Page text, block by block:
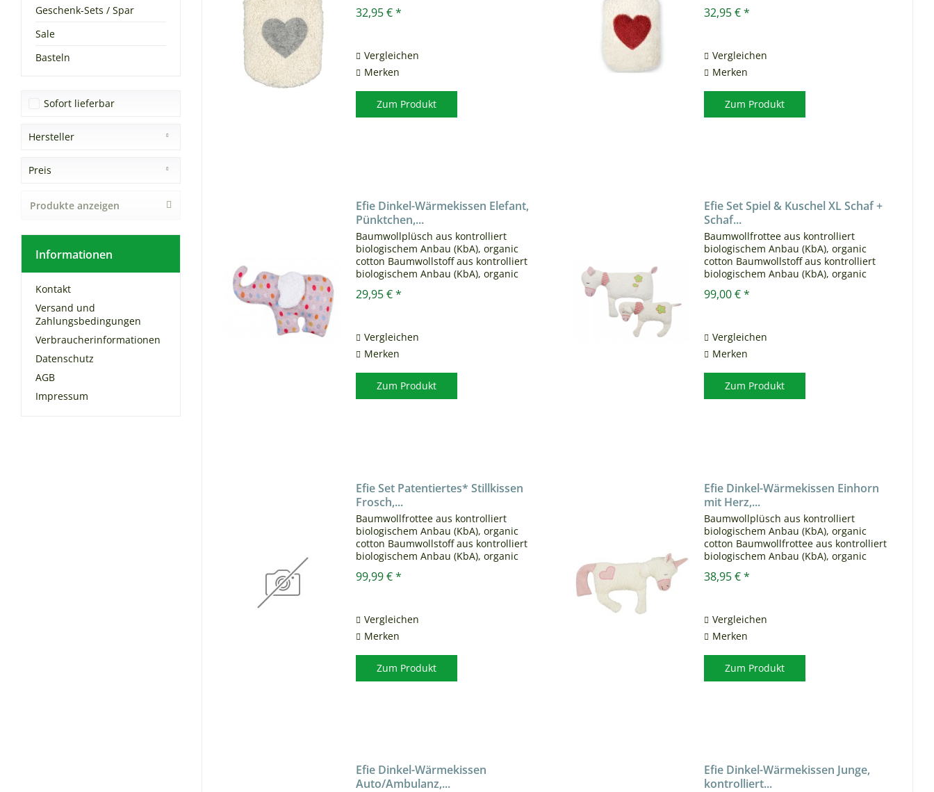
Geschenk-Sets / Spar
Sale
Basteln
Sofort lieferbar
Hersteller
_
Preis
19,95 €bis
Produkte anzeigen
Informationen
Kontakt
Versand und
Zahlungsbedingungen
Verbraucherinformationen
Datenschutz
AGB
Impressum
biologischem Anbau (KbA), organic
32,95 € *
Vergleichen
Merken
Zum Produkt
Stickerei/Applikation Inlett aus
32,95 € *
Vergleichen
Merken
Zum Produkt
Efie Dinkel-Wärmekissen Elefant,
Pünktchen,...
Baumwollplüsch aus kontrolliert
biologischem Anbau (KbA), organic
cotton Baumwollstoff aus kontrolliert
biologischem Anbau (KbA), organic
kontrolliert biologischem Anbau (KbA),
29,95 € *
Vergleichen
Merken
Zum Produkt
Efie Set Spiel & Kuschel XL Schaf +
Schaf...
Baumwollfrottee aus kontrolliert
biologischem Anbau (KbA), organic
cotton Baumwollstoff aus kontrolliert
biologischem Anbau (KbA), organic
biologischem Anbau (KbA), organic
99,00 € *
Vergleichen
Merken
Zum Produkt
Efie Set Patentiertes* Stillkissen
Frosch,...
Baumwollfrottee aus kontrolliert
biologischem Anbau (KbA), organic
cotton Baumwollstoff aus kontrolliert
biologischem Anbau (KbA), organic
Stoff Kopf durch kleines Klettband
99,99 € *
Vergleichen
Merken
Zum Produkt
Efie Dinkel-Wärmekissen Einhorn
mit Herz,...
Baumwollplüsch aus kontrolliert
biologischem Anbau (KbA), organic
cotton Baumwollfrottee aus kontrolliert
biologischem Anbau (KbA), organic
biologischem Anbau (KbA), organic
38,95 € *
Vergleichen
Merken
Zum Produkt
Efie Dinkel-Wärmekissen
Auto/Ambulanz,...
Efie Dinkel-Wärmekissen Junge,
kontrolliert...